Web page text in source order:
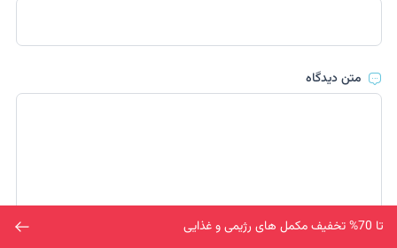
تا 70% تخفیف مکمل های رژیمی و غذایی
متن دیدگاه